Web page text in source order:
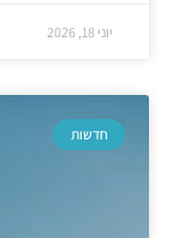
יוני 18, 2026
חדשות